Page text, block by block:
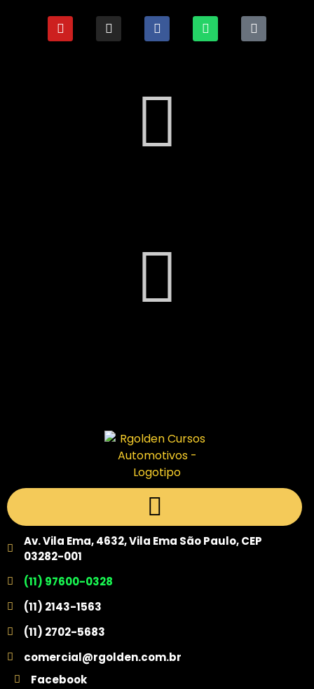
Av. Vila Ema, 4632, Vila Ema São Paulo, CEP
03282-001
(11) 97600-0328
(11) 2143-1563
(11) 2702-5683
comercial@rgolden.com.br
Facebook